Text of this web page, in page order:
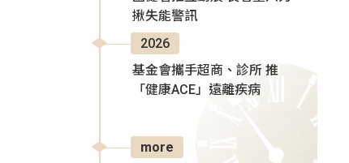
揪失能警訊
2026
基金會攜手超商、診所 推
「健康ACE」遠離疾病
more